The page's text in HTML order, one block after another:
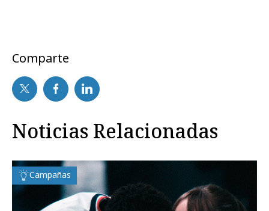
Comparte
Noticias Relacionadas
Campañas